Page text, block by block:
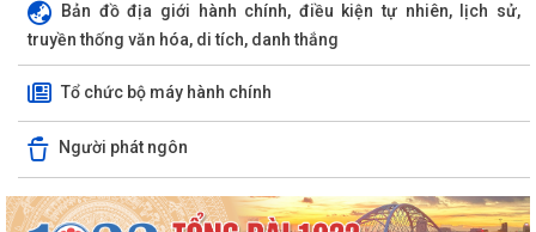
Bản đồ địa giới hành chính, điều kiện tự nhiên, lịch sử,
truyền thống văn hóa, di tích, danh thắng
Tổ chức bộ máy hành chính
Người phát ngôn